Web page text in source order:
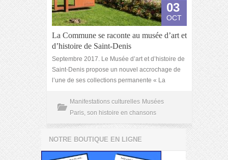
03
OCT
La Commune se raconte au musée d’art et
d’histoire de Saint-Denis
Septembre 2017. Le Musée d’art et d’histoire de
Saint-Denis propose un nouvel accrochage de
l’une de ses collections permanente « La
Manifestations culturelles Musées
Paris, son histoire en chansons
NOTRE BOUTIQUE EN LIGNE